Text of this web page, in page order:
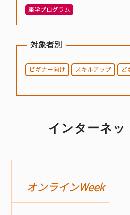
メディア掲載
参加申込
座学プログラム
対象者別
ビギナー向け スキルアップ ど
インターネッ
オンラインWeek